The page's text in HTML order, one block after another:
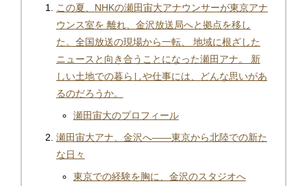
この夏、NHKの瀬田宙大アナウンサーが東京アナ
ウンス室を 離れ、金沢放送局へと拠点を移し
た。全国放送の現場から一転、 地域に根ざした
ニュースと向き合うことになった瀬田アナ。 新
しい土地での暮らしや仕事には、どんな思いがあ
るのだろうか。
瀬田宙大のプロフィール
瀬田宙大アナ、金沢へ――東京から北陸での新た
な日々
東京での経験を胸に、金沢のスタジオへ